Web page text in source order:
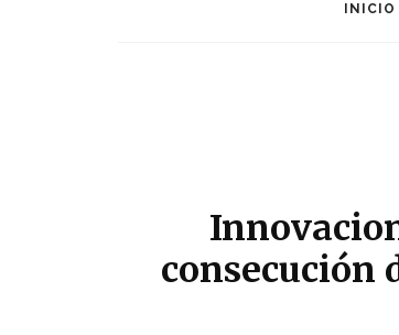
INICIO
consecución